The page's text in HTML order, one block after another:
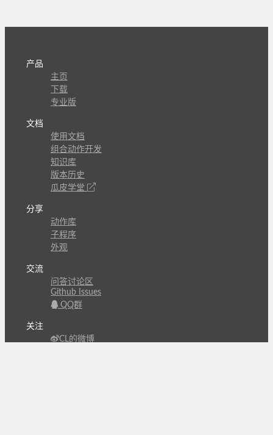
产品
主页
下载
专业版
文档
使用文档
组合动作开发
知识库
版本历史
瓜皮学堂
分享
动作库
子程序
外观
交流
问答讨论区
Github Issues
QQ群
关注
CL的微博